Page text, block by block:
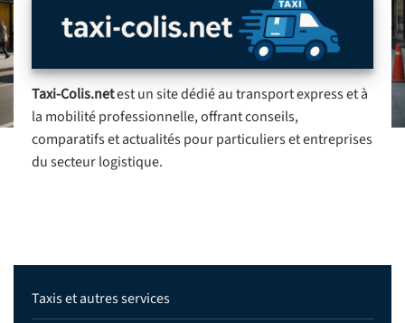
Taxi-Colis.netest un site dédié au transport express et à
la mobilité professionnelle, offrant conseils,
comparatifs et actualités pour particuliers et entreprises
du secteur logistique.
Taxis et autres services